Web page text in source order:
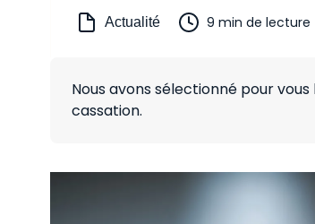
Actualité 9 min de lecture
Nous avons sélectionné pour
cassation.